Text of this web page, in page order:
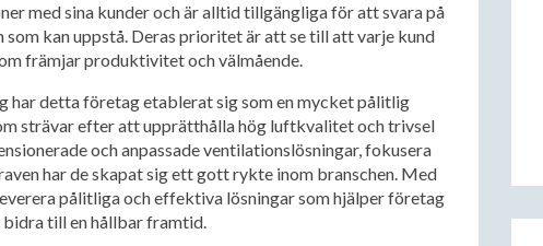
med sina kunder och är alltid tillgängliga för att svara på
kan uppstå. Deras prioritet är att se till att varje kund
främjar produktivitet och välmående.
har detta företag etablerat sig som en mycket pålitlig
strävar efter att upprätthålla hög luftkvalitet och trivsel
och anpassade ventilationslösningar, fokusera
har de skapat sig ett gott rykte inom branschen. Med
pålitliga och effektiva lösningar som hjälper företag
till en hållbar framtid.